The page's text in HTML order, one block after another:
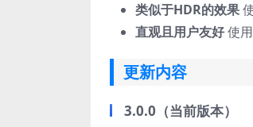
类似于HDR的效果
直观且用户友好使
更新内容
3.0.0（当前版本）